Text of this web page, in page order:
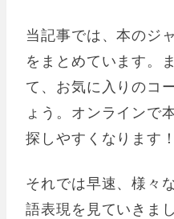
当記事では、本のジ
をまとめています。
て、お気に入りのコ
ょう。オンラインで
探しやすくなります！
それでは早速、様々
語表現を見ていきま